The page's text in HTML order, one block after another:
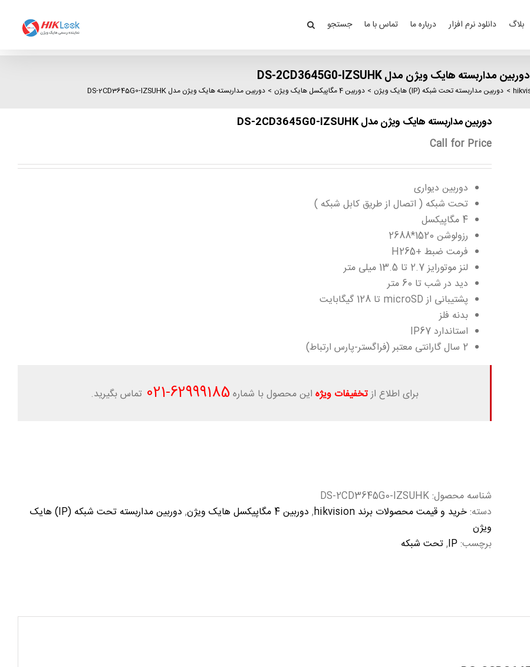
بلاگ دانلود نرم افزار درباره ما تماس با ما جستجو
دوربین مداربسته هایک ویژن مدل DS-2CD3645G0-IZSUHK
دوربین مداربسته تحت شبکه (IP) هایک ویژن دوربین 4 مگاپیکسل هایک ویژن دوربین مداربسته هایک ویژن مدل DS-2CD3645G0-IZSUHK
دوربین مداربسته هایک ویژن مدل DS-2CD3645G0-IZSUHK
Call for Price
دوربین دیواری
تحت شبکه ( اتصال از طریق کابل شبکه )
4 مگاپیکسل
رزولوشن 1520*2688
فرمت ضبط +H265
لنز موتورایز 2.7 تا 13.5 میلی متر
دید در شب تا 60 متر
پشتیبانی از microSD تا 128 گیگابایت
بدنه فلز
استاندارد IP67
2 سال گارانتی معتبر (فراگستر-پارس ارتباط)
برای اطلاع ازتخفیفات ویژه این محصول با شماره62999185
-021 تماس بگیرید.
شناسه محصول:DS-2CD3645G0-IZSUHK
دسته:خرید و قیمت محصولات برند hikvision , دوربین 4 مگاپیکسل هایک ویژن ,
دوربین مداربسته تحت شبکه (IP) هایک
ویژن
برچسب:IP
,تحت شبکه